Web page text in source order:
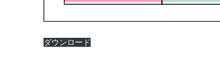
ダウンロード